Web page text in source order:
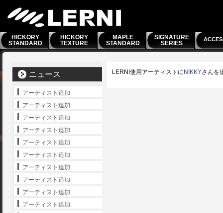
HICKORY
STANDARD
HICKORY
TEXTURE
MAPLE
STANDARD
SIGNATURE
SERIES
LERNI使用アーティストに NIKKYさんを
ニュース
アーティスト追加
アーティスト追加
アーティスト追加
アーティスト追加
アーティスト追加
アーティスト追加
アーティスト追加
アーティスト追加
アーティスト追加
アーティスト追加